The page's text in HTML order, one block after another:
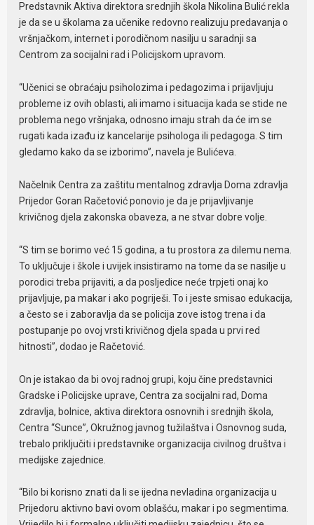
Predstavnik Aktiva direktora srednjih škola Nikolina Bulić rekla
je da se u školama za učenike redovno realizuju predavanja o
vršnjačkom, internet i porodičnom nasilju u saradnji sa
Centrom za socijalni rad i Policijskom upravom.
“Učenici se obraćaju psiholozima i pedagozima i prijavljuju
probleme iz ovih oblasti, ali imamo i situacija kada se stide ne
problema nego vršnjaka, odnosno imaju strah da će im se
rugati kada izađu iz kancelarije psihologa ili pedagoga. S tim
gledamo kako da se izborimo”, navela je Bulićeva.
Načelnik Centra za zaštitu mentalnog zdravlja Doma zdravlja
Prijedor Goran Račetović ponovio je da je prijavljivanje
krivičnog djela zakonska obaveza, a ne stvar dobre volje.
“S tim se borimo već 15 godina, a tu prostora za dilemu nema.
To uključuje i škole i uvijek insistiramo na tome da se nasilje u
porodici treba prijaviti, a da posljedice neće trpjeti onaj ko
prijavljuje, pa makar i ako pogriješi. To i jeste smisao edukacija,
a često se i zaboravlja da se policija zove istog trena i da
postupanje po ovoj vrsti krivičnog djela spada u prvi red
hitnosti”, dodao je Račetović.
On je istakao da bi ovoj radnoj grupi, koju čine predstavnici
Gradske i Policijske uprave, Centra za socijalni rad, Doma
zdravlja, bolnice, aktiva direktora osnovnih i srednjih škola,
Centra “Sunce”, Okružnog javnog tužilaštva i Osnovnog suda,
trebalo priključiti i predstavnike organizacija civilnog društva i
medijske zajednice.
“Bilo bi korisno znati da li se ijedna nevladina organizacija u
Prijedoru aktivno bavi ovom oblašću, makar i po segmentima.